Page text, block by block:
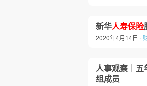
新华人寿保险
2020年4月14日 ·
人事观察｜五
组成员